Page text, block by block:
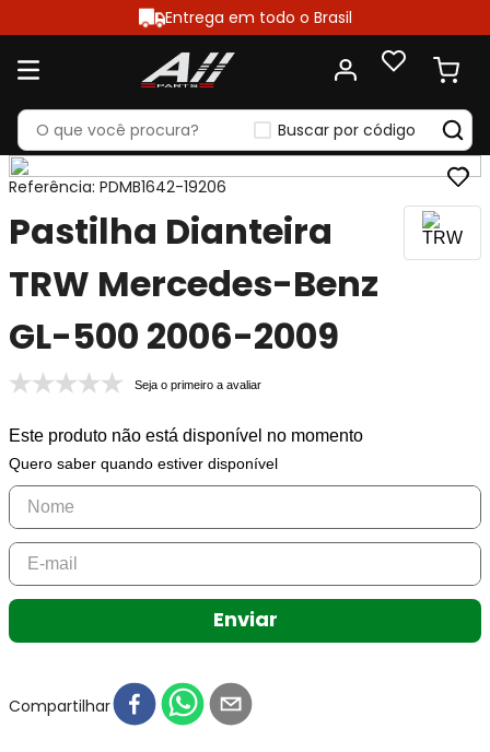
Entrega em todo o Brasil
Buscar por código
Referência: PDMB1642-19206
Pastilha Dianteira
TRW Mercedes-Benz
GL-500 2006-2009
Seja o primeiro a avaliar
Este produto não está disponível no momento
Quero saber quando estiver disponível
Enviar
Compartilhar